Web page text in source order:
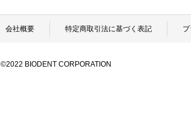
会社概要 特定商取引法に基づく表記
©2022 BIODENT CORPORATION